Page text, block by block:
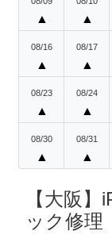
▲ ▲
08/16
▲
08/17
▲
08/23
▲
08/24
▲
08/30
▲
08/31
▲
【大阪
ック修理